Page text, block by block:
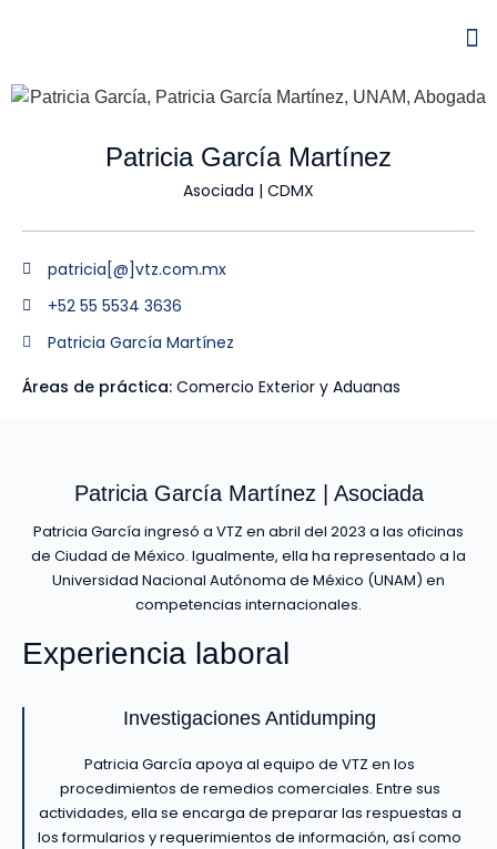
Patricia García Martínez
Asociada | CDMX
patricia[@]vtz.com.mx
+52 55 5534 3636
Patricia García Martínez
Áreas de práctica: Comercio Exterior y Aduanas
Patricia García Martínez | Asociada
Patricia García ingresó a VTZ en abril del 2023 a las oficinas
de Ciudad de México. Igualmente, ella ha representado a la
Universidad Nacional Autónoma de México (UNAM) en
competencias internacionales.
Experiencia laboral
Investigaciones Antidumping
Patricia García apoya al equipo de VTZ en los
procedimientos de remedios comerciales. Entre sus
actividades, ella se encarga de preparar las respuestas a
los formularios y requerimientos de información, así como